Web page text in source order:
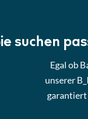
suchen
Egal ob
unserer
garantiert